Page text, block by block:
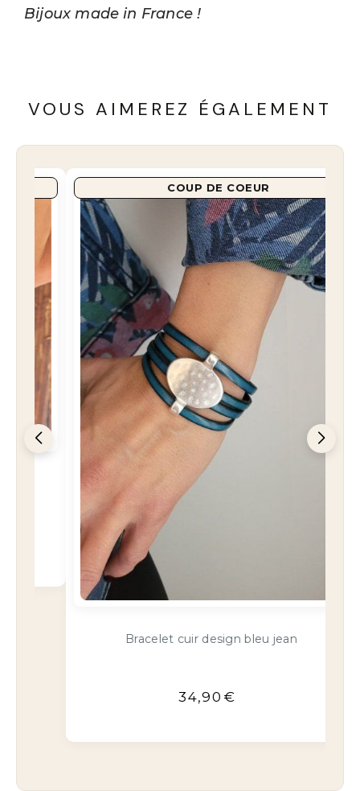
Bijoux made in France !
VOUS AIMEREZ ÉGALEMENT
Bracelet cuir Toggle Charm bleu
turquoise
32,90
NOUVEAU